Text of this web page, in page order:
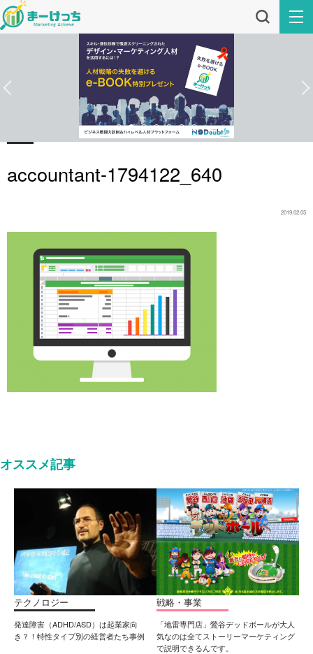
accountant-1794122_640
2019.02.05
オススメ記事
テクノロジー
発達障害（ADHD/ASD）は起業家向
き？！特性タイプ別の経営者たち事例
戦略・事業
「地雷専門店」鶯谷デッドボールが大人
気なのは全てストーリーマーケティング
で説明できるんです。